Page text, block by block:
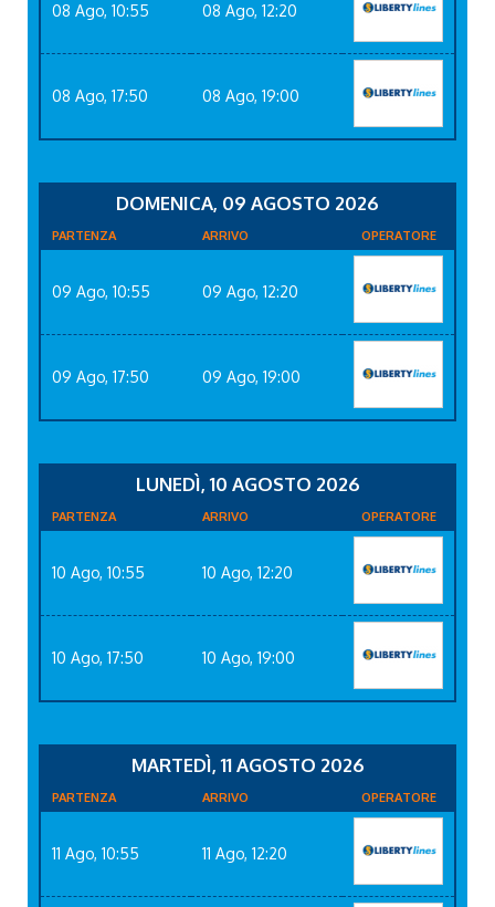
08 Ago, 10:55 08 Ago, 12:20
08 Ago, 17:50 08 Ago, 19:00
DOMENICA, 09 AGOSTO 2026
PARTENZA ARRIVO OPERATORE
09 Ago, 10:55 09 Ago, 12:20
09 Ago, 17:50 09 Ago, 19:00
LUNEDÌ, 10 AGOSTO 2026
PARTENZA ARRIVO OPERATORE
10 Ago, 10:55 10 Ago, 12:20
10 Ago, 17:50 10 Ago, 19:00
MARTEDÌ, 11 AGOSTO 2026
PARTENZA ARRIVO OPERATORE
11 Ago, 10:55 11 Ago, 12:20